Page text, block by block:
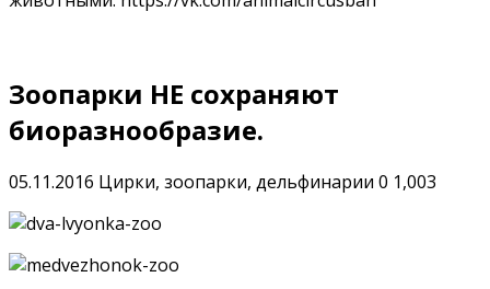
Зоопарки НЕ сохраняют
биоразнообразие.
05.11.2016 Цирки, зоопарки, дельфинарии 0 1,003